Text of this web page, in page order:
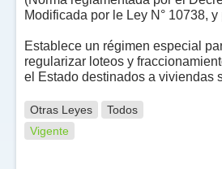
Modificada por le Ley N° 10738,
Establece un régimen especial
regularizar loteos y
el Estado destinados a viviendas
Otras Leyes
Todos
Vigente